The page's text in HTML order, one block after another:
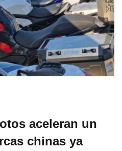
aceleran un
chinas ya